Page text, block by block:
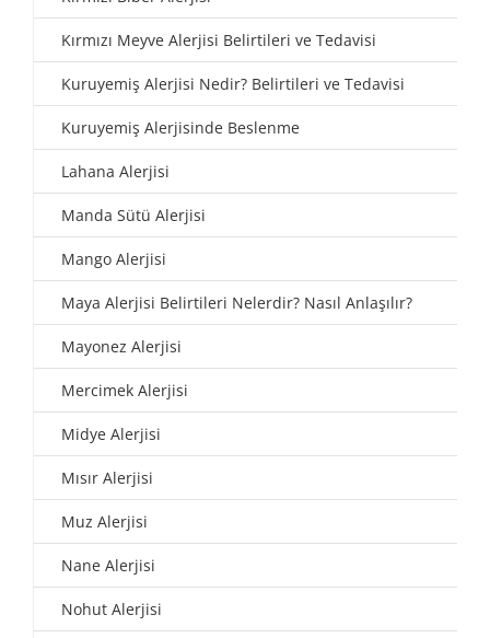
Kırmızı Meyve Alerjisi Belirtileri ve Tedavisi
Kuruyemiş Alerjisi Nedir? Belirtileri ve Tedavisi
Kuruyemiş Alerjisinde Beslenme
Lahana Alerjisi
Manda Sütü Alerjisi
Mango Alerjisi
Maya Alerjisi Belirtileri Nelerdir? Nasıl Anlaşılır?
Mayonez Alerjisi
Mercimek Alerjisi
Midye Alerjisi
Mısır Alerjisi
Muz Alerjisi
Nane Alerjisi
Nohut Alerjisi